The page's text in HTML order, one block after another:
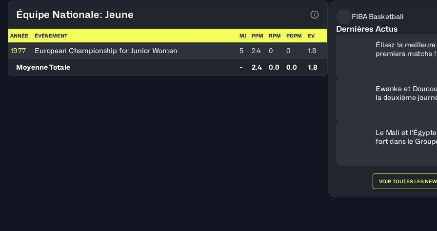
Équipe Nationale: Jeune
Voir la Légende du Tableau
ANNÉE ÉVÉNEMENT MJ PPM RPM PDPM EV
1977 European Championship for Junior Women 5 2.4 0 0
1.8
Moyenne Totale
- 2.4 0.0 0.0 1.8
FIBA Basketball
Dernières Actus
Élisez la
premiers matchs !
Ewanke et
la deuxième
Le Mali et
fort dans le
VOIR TOUTES LES